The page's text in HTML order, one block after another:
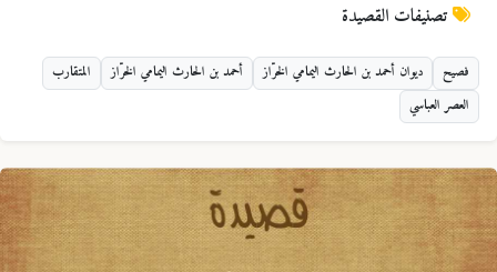
تصنيفات القصيدة
فصيح ديوان أحمد بن الحارث اليمامي الخرّاز أحمد بن الحارث اليمامي الخرّاز
المتقارب
العصر العباسي